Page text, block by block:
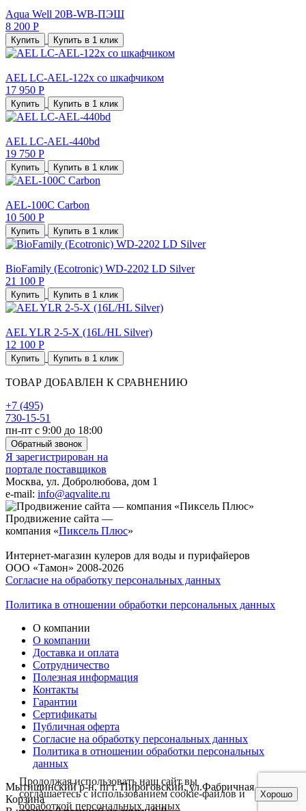
Aqua Well 20B-WB-ПЭШ
8 200 Р
Купить Купить в 1 клик
AEL LC-AEL-122x со шкафчиком
17 950 Р
Купить Купить в 1 клик
AEL LC-AEL-440bd
19 750 Р
Купить Купить в 1 клик
AEL-100C Carbon
10 500 Р
Купить Купить в 1 клик
BioFamily (Ecotronic) WD-2202 LD Silver
21 100 Р
Купить Купить в 1 клик
AEL YLR 2-5-X (16L/HL Silver)
12 100 Р
Купить Купить в 1 клик
ТОВАР ДОБАВЛЕН К СРАВНЕНИЮ
+7 (495)
730-15-51
пн-пт с 9:00 до 18:00
Обратный звонок
Я зарегистрирован на
портале поставщиков
Москва, ул. Добролюбова, дом 1
e-mail: info@aqvalite.ru
Продвижение сайта —
компания «Пиксель Плюс»
Интернет-магазин кулеров для воды и пурифайеров
ООО «Тамон» 2008-2026
Согласие на обработку персональных данных
Политика в отношении обработки персональных данных
О компании
О компании
Доставка и оплата
Сотрудничество
Полезная информация
Контакты
Гарантии
Сертификаты
Публичная оферта
Согласие на обработку персональных данных
Политика в отношении обработки персональных
данных
Мытищинский р-н, пгт. Пироговский, ул.Фабричная д.1
Корзина
Продолжая использовать наш сайт вы
соглашаетесь с использованием cookie-файлов и
обработкой персональных данных
Хорошо